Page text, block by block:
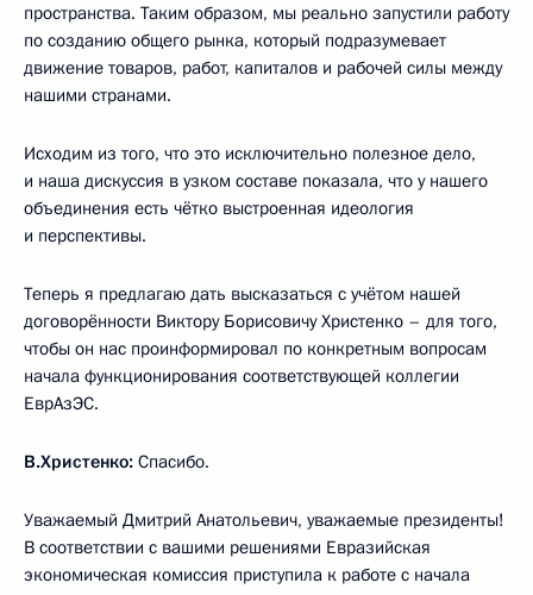
пространства. Таким образом, мы реально запустили работу
по созданию общего рынка, который подразумевает
движение товаров, работ, капиталов и рабочей силы между
нашими странами.
Исходим из того, что это исключительно полезное дело,
и наша дискуссия в узком составе показала, что у нашего
объединения есть чётко выстроенная идеология
и перспективы.
Теперь я предлагаю дать высказаться с учётом нашей
договорённости Виктору Борисовичу Христенко – для того,
чтобы он нас проинформировал по конкретным вопросам
начала функционирования соответствующей коллегии
ЕврАзЭС.
В.Христенко: Спасибо.
Уважаемый Дмитрий Анатольевич, уважаемые президенты!
В соответствии с вашими решениями Евразийская
экономическая комиссия приступила к работе с начала